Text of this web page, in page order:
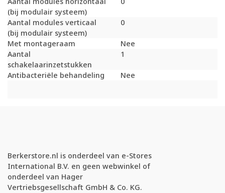
(bij modulair systeem)
Aantal modules verticaal
(bij modulair systeem)
0
Met montageraam
Nee
Aantal
schakelaarinzetstukken
1
Antibacteriële behandeling Nee
Berkerstore.nl is onderdeel van e-Stores
International B.V. en geen webwinkel of
onderdeel van Hager
Vertriebsgesellschaft GmbH & Co. KG.